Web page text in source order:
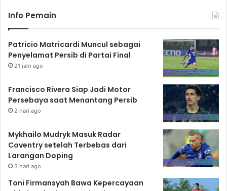
Info Pemain
Patricio Matricardi Muncul sebagai
Penyelamat Persib di Partai Final
21 jam ago
Francisco Rivera Siap Jadi Motor
Persebaya saat Menantang Persib
2 hari ago
Mykhailo Mudryk Masuk Radar
Coventry setelah Terbebas dari
Larangan Doping
3 hari ago
Toni Firmansyah Bawa Kepercayaan